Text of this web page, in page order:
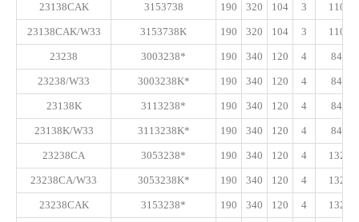
23138CAK 3153738 190 320 104 3 1100
23138CAK/W33 3153738K 190 320 104 3 1100
23238 3003238* 190 340 120 4 840
23238/W33 3003238K* 190 340 120 4 840
23138K 3113238* 190 340 120 4 840
23138K/W33 3113238K* 190 340 120 4 840
23238CA 3053238* 190 340 120 4 1320
23238CA/W33 3053238K* 190 340 120 4 1320
23238CAK 3153238* 190 340 120 4 1320